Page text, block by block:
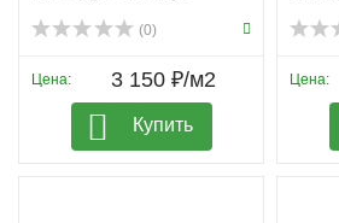
(0)
Цена: 3 150 ₽/м2
Купить
Цена: